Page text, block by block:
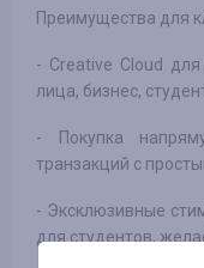
Преимущества для
- Creative Cloud
лица, бизнес,
- Покупка
транзакций с
- Эксклюзивные
для студентов,